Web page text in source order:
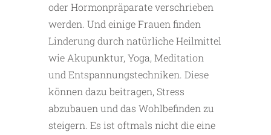
oder Hormonpräparate verschrieben
werden. Und einige Frauen finden
Linderung durch natürliche Heilmittel
wie Akupunktur, Yoga, Meditation
und Entspannungstechniken. Diese
können dazu beitragen, Stress
abzubauen und das Wohlbefinden zu
steigern. Es ist oftmals nicht die eine